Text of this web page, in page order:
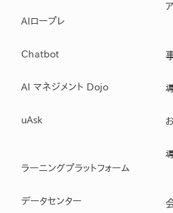
AIロープレ
Chatbot
AI マネジメント Dojo
uAsk
ラーニングプラットフォーム
データセンター